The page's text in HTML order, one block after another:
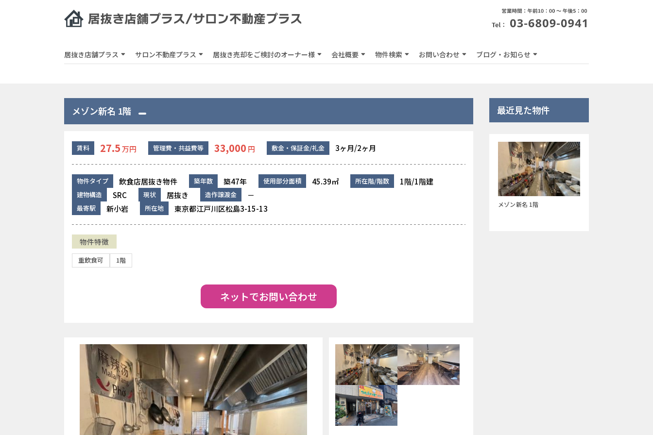
居抜き店舗プラス サロン不動産プラス 居抜き売却をご検討のオーナー様 会社概要 物件検索 お問い合わせ ブログ・お知らせ
メゾン新名 1階
賃料 27.5万円 管理費・共益費等 33,000 円 敷金・保証金/礼金 3ヶ月/2ヶ月
物件タイプ 飲食店居抜き物件 築年数 築47年 使用部分面積 45.39㎡ 所在階/階数 1階/1階建
建物構造 SRC 現状 居抜き 造作譲渡金 －
最寄駅 新小岩 所在地 東京都江戸川区松島3-15-13
物件特徴
重飲食可 1階
ネットでお問い合わせ
最近見た物件
メゾン新名 1階